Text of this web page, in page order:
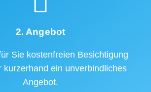
2. Angebot
Sie kostenfreien Besichtigung
kurzerhand ein unverbindliches
Angebot.